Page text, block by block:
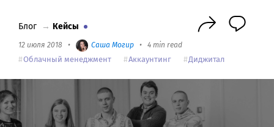
Блог → Кейсы
12 июля 2018 • Саша Могир • 4 min read
Облачный менеджмент Аккаунтинг Диджитал